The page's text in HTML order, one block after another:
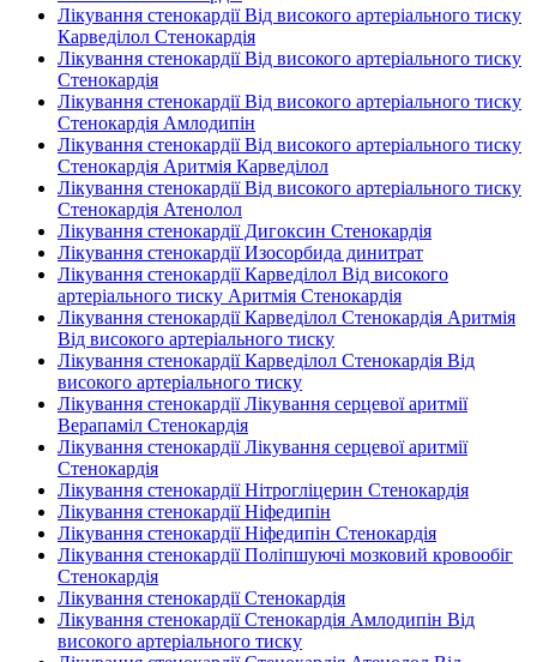
Лікування стенокардії Від високого артеріального тиску
Карведілол Стенокардія
Лікування стенокардії Від високого артеріального тиску
Стенокардія
Лікування стенокардії Від високого артеріального тиску
Стенокардія Амлодипін
Лікування стенокардії Від високого артеріального тиску
Стенокардія Аритмія Карведілол
Лікування стенокардії Від високого артеріального тиску
Стенокардія Атенолол
Лікування стенокардії Дигоксин Стенокардія
Лікування стенокардії Изосорбида динитрат
Лікування стенокардії Карведілол Від високого
артеріального тиску Аритмія Стенокардія
Лікування стенокардії Карведілол Стенокардія Аритмія
Від високого артеріального тиску
Лікування стенокардії Карведілол Стенокардія Від
високого артеріального тиску
Лікування стенокардії Лікування серцевої аритмії
Верапаміл Стенокардія
Лікування стенокардії Лікування серцевої аритмії
Стенокардія
Лікування стенокардії Нітрогліцерин Стенокардія
Лікування стенокардії Ніфедипін
Лікування стенокардії Ніфедипін Стенокардія
Лікування стенокардії Поліпшуючі мозковий кровообіг
Стенокардія
Лікування стенокардії Стенокардія
Лікування стенокардії Стенокардія Амлодипін Від
високого артеріального тиску